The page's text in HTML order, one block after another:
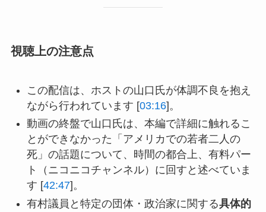
視聴上の注意点
この配信は、ホストの山口氏が体調不良を抱え
ながら行われています [03:16]。
動画の終盤で山口氏は、本編で詳細に触れるこ
とができなかった「アメリカでの若者二人の
死」の話題について、時間の都合上、有料パー
ト（ニコニコチャンネル）に回すと述べていま
す [42:47]。
有村議員と特定の団体・政治家に関する具体的